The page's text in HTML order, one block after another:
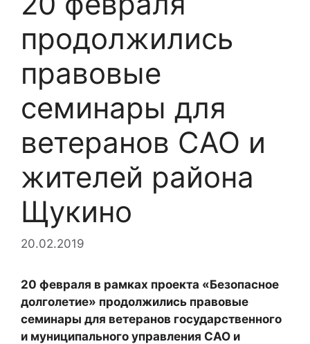
продолжились
правовые
семинары для
ветеранов САО и
жителей района
Щукино
20.02.2019
20 февраля в рамках проекта «Безопасное
долголетие» продолжились правовые
семинары для ветеранов государственного
и муниципального управления САО и